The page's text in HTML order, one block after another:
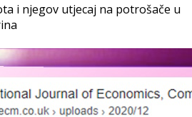
i njegov utjecaj na potrošače u